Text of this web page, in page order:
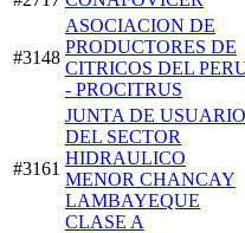
#3148
ASOCIACION DE
PRODUCTORES DE
CITRICOS DEL
- PROCITRUS
#3161
JUNTA DE
DEL SECTOR
HIDRAULICO
MENOR CHANCAY
LAMBAYEQUE
CLASE A